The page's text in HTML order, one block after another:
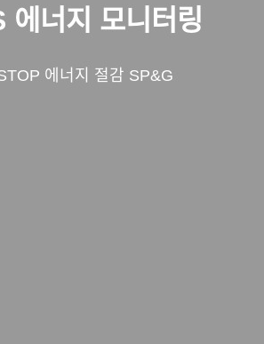
에너지 모니터링
에너지 절감 SP&G